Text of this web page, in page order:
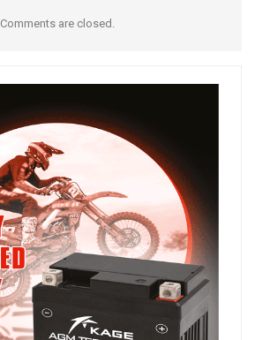
Comments are closed.